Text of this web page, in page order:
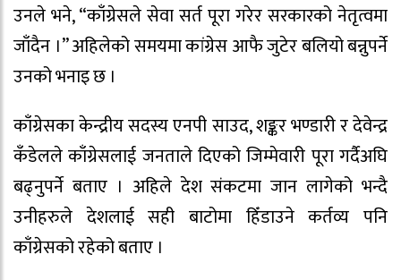
उनले भने, “काँग्रेसले सेवा सर्त पूरा गरेर सरकारको नेतृत्वमा
जाँदैन ।” अहिलेको समयमा कांग्रेस आफै जुटेर बलियो बन्नुपर्ने
उनको भनाइ छ ।
काँग्रेसका केन्द्रीय सदस्य एनपी साउद, शङ्कर भण्डारी र देवेन्द्र
कँडेलले काँग्रेसलाई जनताले दिएको जिम्मेवारी पूरा गर्दैअघि
बढ्नुपर्ने बताए । अहिले देश संकटमा जान लागेको भन्दै
उनीहरुले देशलाई सही बाटोमा हिँडाउने कर्तव्य पनि
काँग्रेसको रहेको बताए ।